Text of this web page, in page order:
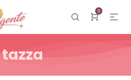
0
tazza